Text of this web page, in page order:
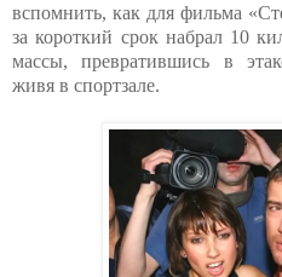
вспомнить, как для фильма
за короткий срок набрал 10
массы, превратившись в
живя в спортзале.